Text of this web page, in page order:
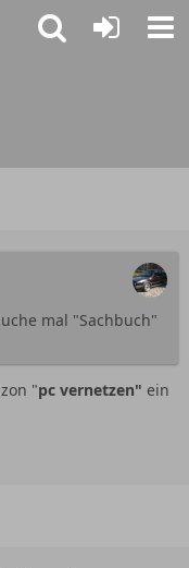
mal "Sachbuch"
"pc vernetzen" ein